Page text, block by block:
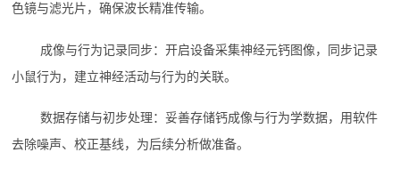
色镜与滤光片，确保波长精准传输。
成像与行为记录同步：开启设备采集神经元钙图像，同步记录
小鼠行为，建立神经活动与行为的关联。
数据存储与初步处理：妥善存储钙成像与行为学数据，用软件
去除噪声、校正基线，为后续分析做准备。